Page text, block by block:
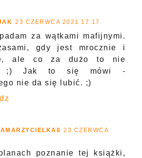
23 CZERWCA 2021 17:17
za wątkami mafijnymi.
gdy jest mrocznie i
ale co za dużo to nie
;) Jak to się mówi -
nie da się lubić. ;)
23 CZERWCA
poznanie tej książki,